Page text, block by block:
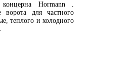
Hormann .
ворота для частного
теплого и холодного